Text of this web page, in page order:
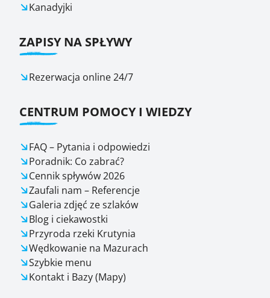
Kanadyjki
ZAPISY NA SPŁYWY
Rezerwacja online 24/7
CENTRUM POMOCY I WIEDZY
FAQ – Pytania i odpowiedzi
Poradnik: Co zabrać?
Cennik spływów 2026
Zaufali nam – Referencje
Galeria zdjęć ze szlaków
Blog i ciekawostki
Przyroda rzeki Krutynia
Wędkowanie na Mazurach
Szybkie menu
Kontakt i Bazy (Mapy)